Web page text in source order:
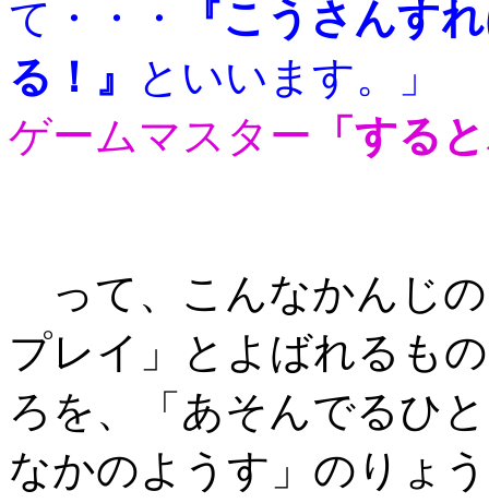
て・・・
『こうさんす
る！』
といいます。」
ゲームマスター 「する
って、こんなかんじ
プレイ」とよばれるも
ろを、「あそんでるひ
なかのようす」のりょ